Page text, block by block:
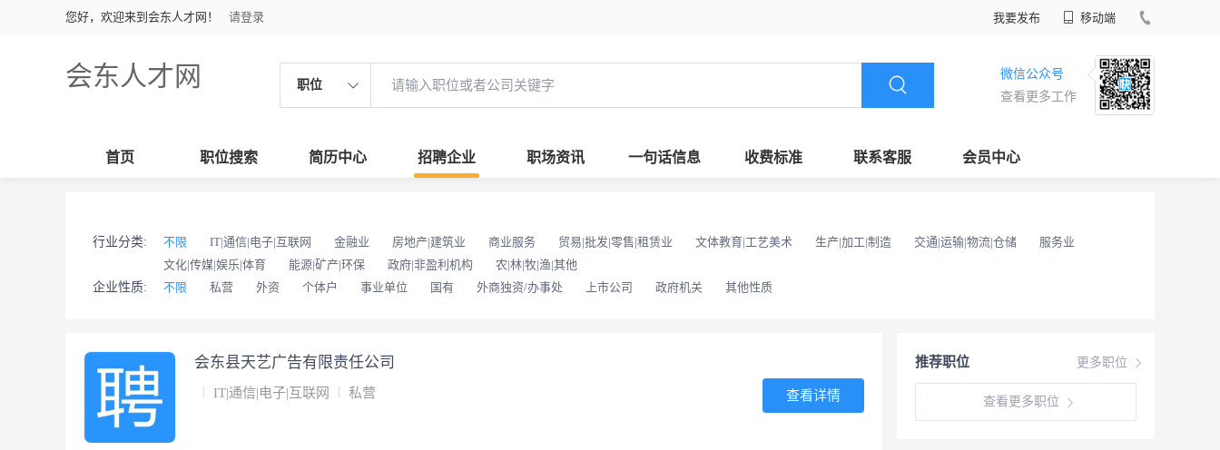
您好，欢迎来到会东人才网！ 请登录 我要发布 移动端
会东人才网 职位
微信公众号
查看更多工作
首页 职位搜索 简历中心 招聘企业 职场资讯 一句话信息 收费标准 联系客服 会员中心
行业分类: 不限 IT|通信|电子|互联网 金融业 房地产|建筑业 商业服务 贸易|批发|零售|租赁业 文体教育|工艺美术 生产|加工|制造 交通|运输|物流|仓储
服务业
文化|传媒|娱乐|体育
能源|矿产|环保 政府|非盈利机构
农|林|牧|渔|其他
企业性质:
不限 私营 外资 个体户 事业单位 国有 外商独资/办事处 上市公司 政府机关 其他性质
更多职位
推荐职位
查看更多职位
会东县天艺广告有限责任公司
IT|通信|电子|互联网 私营 查看详情